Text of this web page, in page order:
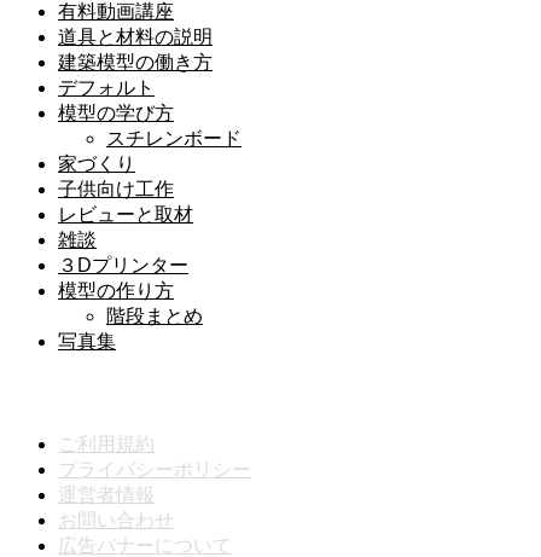
有料動画講座
道具と材料の説明
建築模型の働き方
デフォルト
模型の学び方
スチレンボード
家づくり
子供向け工作
レビューと取材
雑談
３Dプリンター
模型の作り方
階段まとめ
写真集
ご利用規約
プライバシーポリシー
運営者情報
お問い合わせ
広告バナーについて